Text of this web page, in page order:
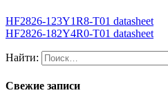
HF2826-123Y1R8-T01 datasheet
HF2826-182Y4R0-T01 datasheet
Найти:
Свежие записи